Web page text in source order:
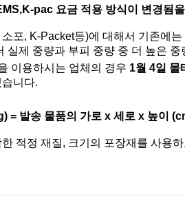
pac 요금 적용 방식이 변경됨
포, K-Packet등)에 대해서 기존에
실제 중량과 부피 중량 중 더 높은
이용하시는 업체의 경우 1월 4일 몰
니다.
= 발송 물품의 가로 x 세로 x 높이
적정 재질, 크기의 포장재를 사용